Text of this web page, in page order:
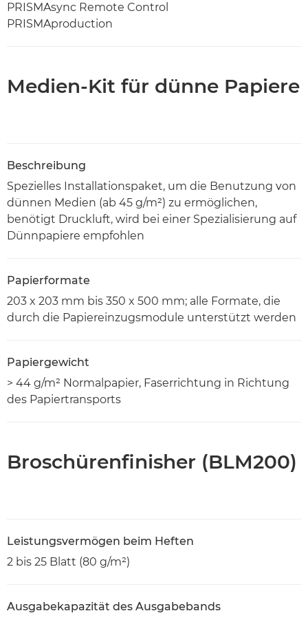
PRISMAsync Remote Control
PRISMAproduction
Medien-Kit für dünne Papiere
Beschreibung
Spezielles Installationspaket, um die Benutzung von
dünnen Medien (ab 45 g/m²) zu ermöglichen,
benötigt Druckluft, wird bei einer Spezialisierung auf
Dünnpapiere empfohlen
Papierformate
203 x 203 mm bis 350 x 500 mm; alle Formate, die
durch die Papiereinzugsmodule unterstützt werden
Papiergewicht
> 44 g/m² Normalpapier, Faserrichtung in Richtung
des Papiertransports
Broschürenfinisher (BLM200)
Leistungsvermögen beim Heften
2 bis 25 Blatt (80 g/m²)
Ausgabekapazität des Ausgabebands